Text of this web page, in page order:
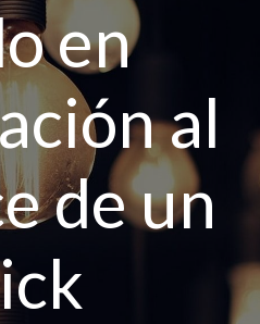
en
al
de un